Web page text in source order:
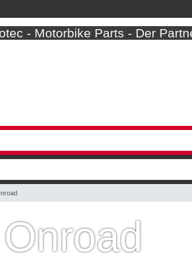
- Motorbike Parts - Der